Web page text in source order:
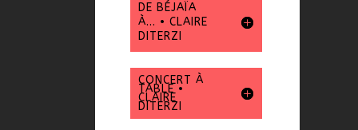
DE BÉJAÏA
À... • CLAIRE
DITERZI
CONCERT À
TABLE •
CLAIRE
DITERZI